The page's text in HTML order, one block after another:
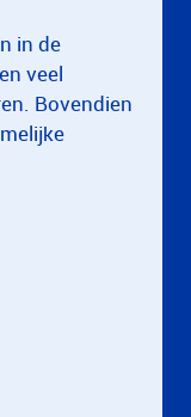
in de
veel
Bovendien